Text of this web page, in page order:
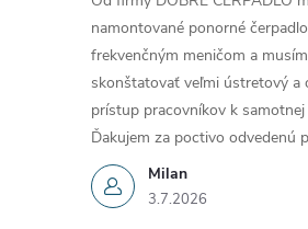
Milan
3.7.2026
namontované ponorné
frekvenčným meničom a musím
skonštatovať veľmi ústretový a
prístup pracovníkov k
Ďakujem za poctivo odvedenú